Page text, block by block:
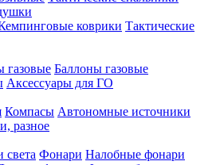
коврики Тактические
газовые Баллоны газовые
Аксессуары для ГО
Компасы Автономные источники
разное
света Фонари Налобные фонари